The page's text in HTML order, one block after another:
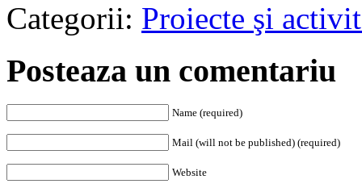
Categorii: Proiecte şi
Posteaza un comentariu
Name (required)
Mail (will not be published) (required)
Website